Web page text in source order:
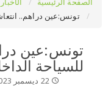
تونس:عين دراهم..
تونس:عين
للسياحة
22 ديسمبر 2023 /